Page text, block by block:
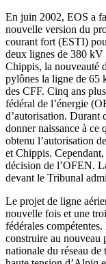
En juin 2002, EOS a
nouvelle version du
courant fort (ESTI)
deux lignes de 380 kV
Chippis, la nouveauté
pylônes la ligne de 65
des CFF. Cinq ans
fédéral de l’énergie
d’autorisation. Durant
donner naissance à
obtenu l’autorisation
et Chippis. Cependant,
décision de l’OFEN.
devant le Tribunal
Le projet de ligne
nouvelle fois et une
fédérales
construire au nouveau
nationale du réseau